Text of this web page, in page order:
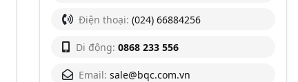
Điện thoại: (024) 66884256
Di động: 0868 233 556
Email: sale@bqc.com.vn